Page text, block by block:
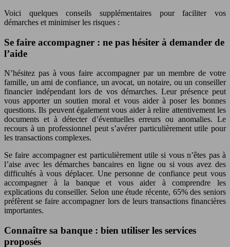
Voici quelques conseils supplémentaires pour faciliter vos
démarches et minimiser les risques :
Se faire accompagner : ne pas hésiter à demander de
l’aide
N’hésitez pas à vous faire accompagner par un membre de votre
famille, un ami de confiance, un avocat, un notaire, ou un conseiller
financier indépendant lors de vos démarches. Leur présence peut
vous apporter un soutien moral et vous aider à poser les bonnes
questions. Ils peuvent également vous aider à relire attentivement les
documents et à détecter d’éventuelles erreurs ou anomalies. Le
recours à un professionnel peut s’avérer particulièrement utile pour
les transactions complexes.
Se faire accompagner est particulièrement utile si vous n’êtes pas à
l’aise avec les démarches bancaires en ligne ou si vous avez des
difficultés à vous déplacer. Une personne de confiance peut vous
accompagner à la banque et vous aider à comprendre les
explications du conseiller. Selon une étude récente, 65% des seniors
préfèrent se faire accompagner lors de leurs transactions financières
importantes.
Connaître sa banque : bien utiliser les services
proposés